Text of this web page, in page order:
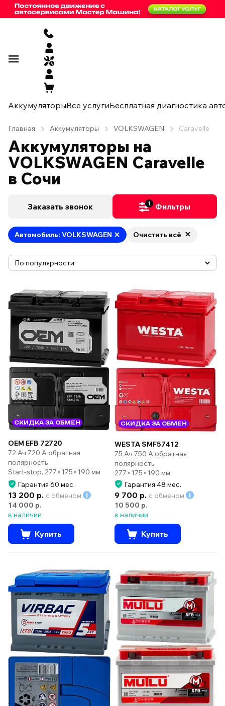
АккумуляторыВсе услугиБесплатная диагностика
Главная Аккумуляторы VOLKSWAGEN Caravelle
Аккумуляторы на
VOLKSWAGEN Caravelle
в Сочи
Заказать звонок 1 Фильтры
Автомобиль: VOLKSWAGEN Очистить всё
СКИДКА ЗА ОБМЕН
OEM EFB 72720
72 Ач 720 А обратная
полярность
Start-stop, 277×175×190 мм
Гарантия 60 мес.
13 200 р. с обменом
14 000 р.
в наличии
Купить
СКИДКА ЗА ОБМЕН
WESTA SMF57412
75 Ач 750 А обратная
полярность
277×175×190 мм
Гарантия 48 мес.
9 700 р. с обменом
10 500 р.
в наличии
Купить